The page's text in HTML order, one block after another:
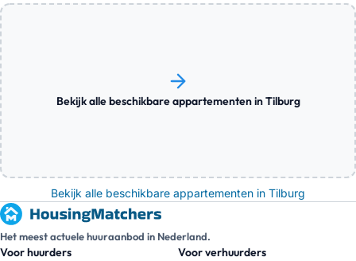
Bekijk alle beschikbare appartementen in Tilburg
Bekijk alle beschikbare appartementen in Tilburg
Het meest actuele huuraanbod in Nederland.
Voor huurders Voor verhuurders